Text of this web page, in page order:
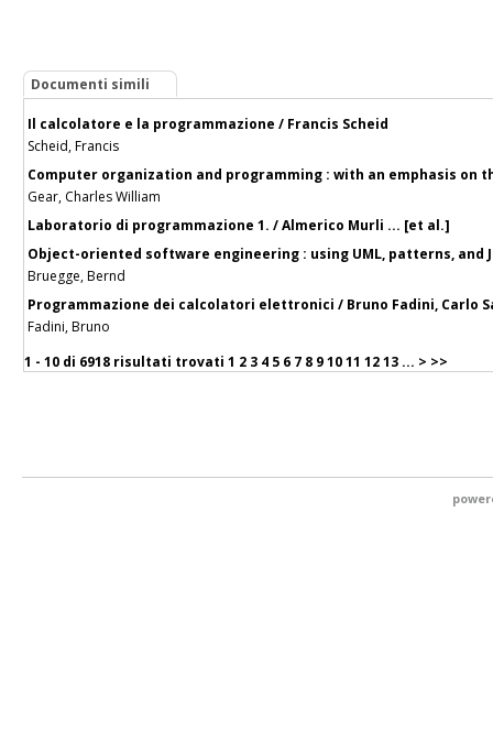
Documenti simili
Il calcolatore e la programmazione / Francis Scheid
Scheid, Francis
Computer organization and programming : with an emphasis on
Gear, Charles William
Laboratorio di programmazione 1. / Almerico Murli ... [et al.]
Object-oriented software engineering : using UML, patterns, and
Bruegge, Bernd
Programmazione dei calcolatori elettronici / Bruno Fadini, Carlo
Fadini, Bruno
1 - 10 di 6918 risultati trovati 1 2 3 4 5 6 7 8 91011 1213 ... > >>